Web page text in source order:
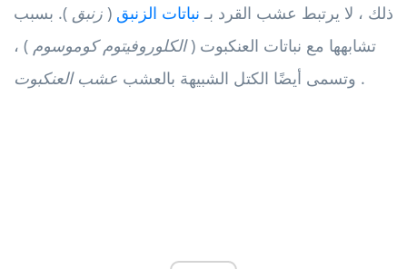
ذلك ، لا يرتبط عشب القرد بـ نباتات الزنبق ( زنبق ). بسبب
تشابهها مع نباتات العنكبوت (الكلوروفيتوم كوموسوم ) ،
وتسمى أيضًا الكتل الشبيهة بالعشب عشب العنكبوت .